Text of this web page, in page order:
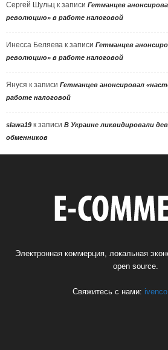
Сергей Шульц к записи Гетманцев
революцию» в работе налоговой
Инесса Беляева к записи Гетманцев
революцию» в работе налоговой
Януся к записи Гетманцев анонсировал
работе налоговой
slawa19 к записи В Украине ликвидировали
обменников
Электронная коммерция, локальная
open source.
Свяжитесь с нами: